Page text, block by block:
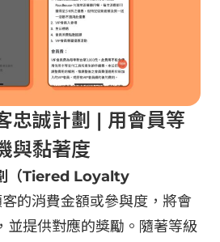
忠誠計劃 | 用會員等
與黏著度
（Tiered Loyalty
的消費金額或參與度，將會
並提供對應的獎勵。隨著等級